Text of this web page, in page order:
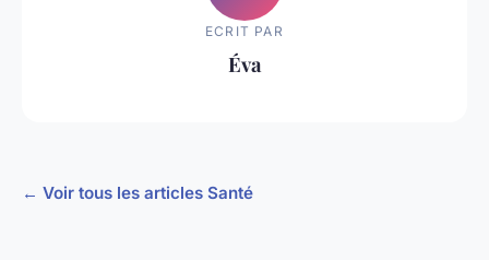
ECRIT PAR
Éva
← Voir tous les articles Santé